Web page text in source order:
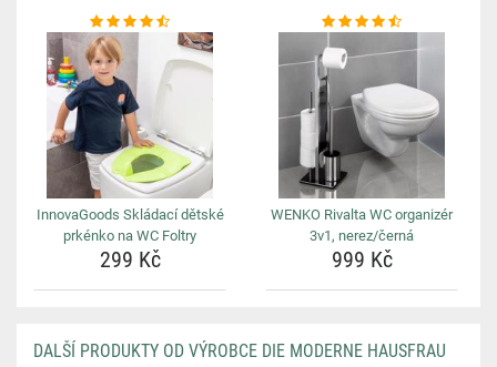
InnovaGoods Skládací dětské
prkénko na WC Foltry
299 Kč
WENKO Rivalta WC organizér
3v1, nerez/černá
999 Kč
DALŠÍ PRODUKTY OD VÝROBCE DIE MODERNE HAUSFRAU